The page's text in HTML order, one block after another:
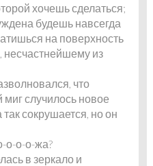
хочешь сделаться;
будешь навсегда
на поверхность
несчастнейшему из
что
случилось новое
сокрушается, но он
о-о-о-жа?
в зеркало и